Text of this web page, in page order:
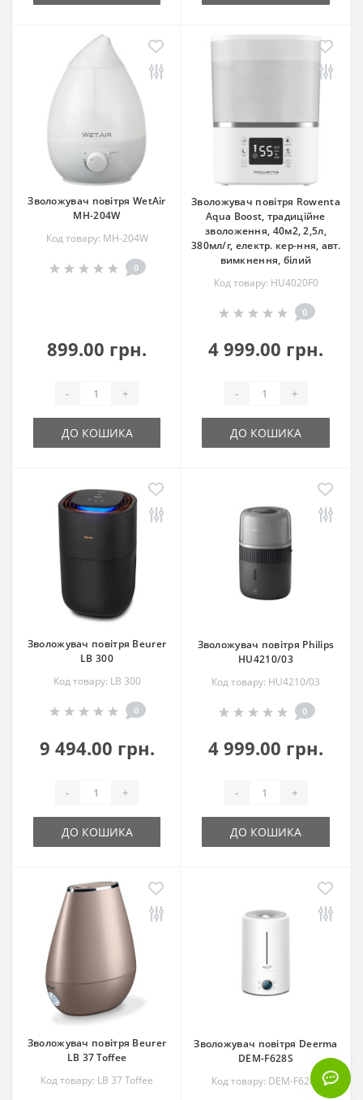
Зволожувач повітря WetAir
MH-204W
Код товару: MH-204W
0
899.00 грн.
- +
ДО КОШИКА
Зволожувач повітря Rowenta
Aqua Boost, традиційне
зволоження, 40м2, 2,5л,
380мл/г, електр. кер-ння, авт.
вимкнення, білий
Код товару: HU4020F0
0
4 999.00 грн.
- +
ДО КОШИКА
Зволожувач повітря Beurer
LB 300
Код товару: LB 300
0
9 494.00 грн.
- +
ДО КОШИКА
Зволожувач повітря Philips
HU4210/03
Код товару: HU4210/03
0
4 999.00 грн.
- +
ДО КОШИКА
Зволожувач повітря Beurer
LB 37 Toffee
Код товару: LB 37 Toffee
Зволожувач повітря Deerma
DEM-F628S
Код товару: DEM-F628S